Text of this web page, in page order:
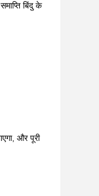
बिंदु के
और पूरी